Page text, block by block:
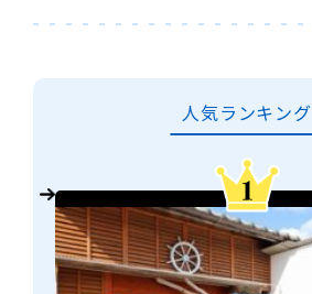
人気ランキング